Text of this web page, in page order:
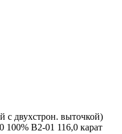
с двухстрон. выточкой)
100% В2-01 116,0 карат